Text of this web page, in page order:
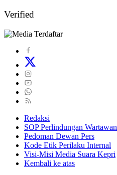
Verified
Redaksi
SOP Perlindungan Wartawan
Pedoman Dewan Pers
Kode Etik Perilaku Internal
Visi-Misi Media Suara Kepri
Kembali ke atas